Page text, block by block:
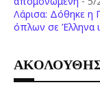
Λάρισα: Δόθηκε η
όπλων σε Έλληνα